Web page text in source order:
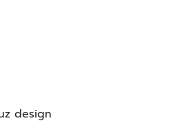
design